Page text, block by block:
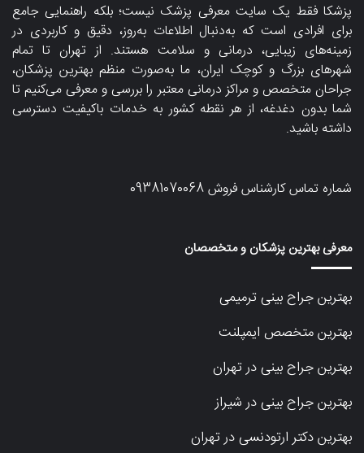
پزشکا فقط یک سایت معرفی پزشک نیست؛ بلکه راهنمایی جامع
برای افرادی است که به‌دنبال اطلاعات به‌روز، دقیق و کاربردی در
زمینه‌های زیبایی، درمانی و سلامت هستند. از تهران تا تمام
شهرهای بزرگ و کوچک ایران، ما به‌صورت منظم بهترین پزشکان،
جراحان متخصص و مراکز درمانی معتبر را بررسی و معرفی می‌کنیم تا
شما بدون دغدغه، از هر نقطه کشور به خدمات باکیفیت دسترسی
داشته باشید.
شماره تماس کارشناس فروش09381070068
معرفی بهترین پزشکان و متخصصان
بهترین جراح بینی ترمیمی
بهترین متخصص ایمپلنت
بهترین جراح بینی در تهران
بهترین جراح بینی در شیراز
بهترین دکتر ارتودنسی در تهران